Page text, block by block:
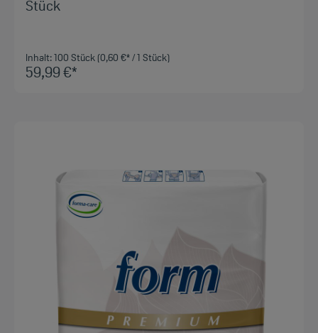
Stück
Inhalt:100 Stück (0,60 €* / 1 Stück)
59,99 €*